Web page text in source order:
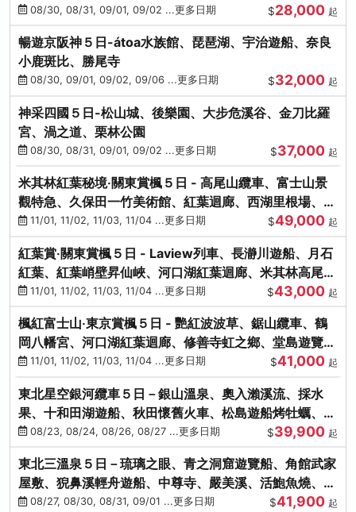
08/30, 08/31, 09/01, 09/02 ...更多日期 $28,000 起
暢遊京阪神５日-átoa水族館、琵琶湖、宇治遊船、奈良
小鹿斑比、勝尾寺
08/30, 09/01, 09/02, 09/06 ...更多日期 $32,000 起
神采四國５日-松山城、後樂園、大步危溪谷、金刀比羅
宮、渦之道、栗林公園
08/30, 08/31, 09/01, 09/02 ...更多日期 $37,000 起
米其林紅葉秘境‧關東賞楓５日 - 高尾山纜車、富士山景
觀特急、久保田一竹美術館、紅葉迴廊、西湖里根場、銀
杏大道
11/01, 11/02, 11/03, 11/04 ...更多日期 $49,000 起
紅葉賞‧關東賞楓５日 - Laview列車、長瀞川遊船、月石
紅葉、紅葉峭壁昇仙峽、河口湖紅葉迴廊、米其林高尾
山、海鮮盛宴
11/01, 11/02, 11/03, 11/04 ...更多日期 $43,000 起
楓紅富士山‧東京賞楓５日 - 艷紅波波草、鋸山纜車、鶴
岡八幡宮、河口湖紅葉迴廊、修善寺虹之鄉、堂島遊覽
船、熱海梅園
11/01, 11/02, 11/03, 11/04 ...更多日期 $41,000 起
東北星空銀河纜車５日－銀山溫泉、奧入瀨溪流、採水
果、十和田湖遊船、秋田懷舊火車、松島遊船烤牡蠣、嚴
美溪、螃蟹本家
08/23, 08/24, 08/26, 08/27 ...更多日期 $39,900 起
東北三溫泉５日－琉璃之眼、青之洞窟遊覽船、角館武家
屋敷、猊鼻溪輕舟遊船、中尊寺、嚴美溪、活鮑魚燒、烤
牡蠣、握壽司體驗
08/27, 08/30, 08/31, 09/01 ...更多日期 $41,900 起